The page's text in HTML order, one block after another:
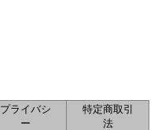
プライバシ
ー
特定商取引
法